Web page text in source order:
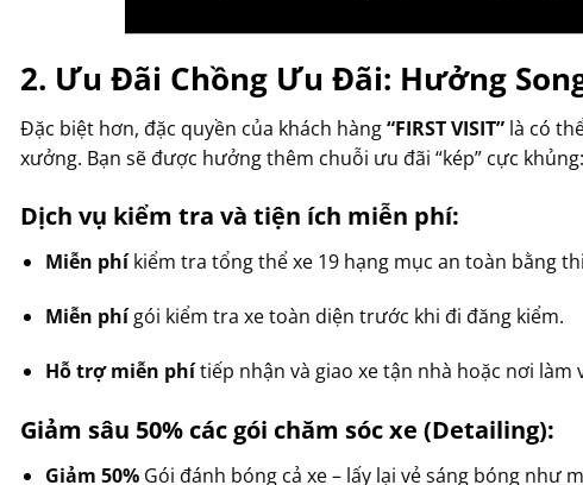
2. Ưu Đãi Chồng Ưu Đãi: Hưởng
Đặc biệt hơn, đặc quyền của khách hàng“FIRST VISIT” là có
xưởng. Bạn sẽ được hưởng thêm chuỗi ưu đãi “kép” cực khủng:
Dịch vụ kiểm tra và tiện ích miễn phí:
Miễn phíkiểm tra tổng thể xe 19 hạng mục an toàn bằng
Miễn phígói kiểm tra xe toàn diện trước khi đi đăng kiểm.
Hỗ trợ miễn phítiếp nhận và giao xe tận nhà hoặc nơi làm
Giảm sâu 50% các gói chăm sóc xe (Detailing):
Giảm 50%Gói đánh bóng cả xe – lấy lại vẻ sáng bóng như